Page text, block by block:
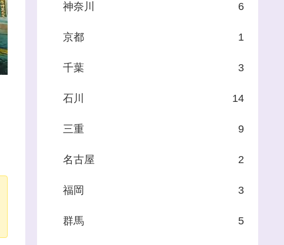
神奈川 6
京都 1
千葉 3
石川 14
三重 9
名古屋 2
福岡 3
群馬 5